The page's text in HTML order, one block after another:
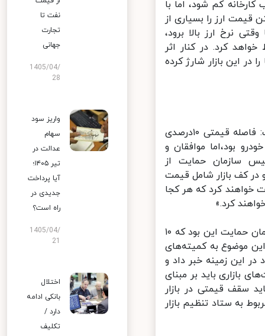
کم شود، اما با
ارز را بسیاری از
نرخ ارز بالا برود،
کرد. در کنار اثر
این بازار شارژ کرده
عباس تابش رئیس سازمان حمایت از مصرف‌کنندگان و تولیدکنندگان گفت: فاصله قیمتی ۱۰درصدی
بود،اما موافقان و
‌ماه امسال رئیس سازمان حمایت از
کف بازار شامل قیمت
نظارت خواهند کرد که هر کجا
کرد.»
رئیس سازمان حمایت در پاسخ به پرسشی در این زمینه گفت: پیشنهاد سازمان حمایت این بود که ۱۰
موضوع به کمیته‌های
این زمینه خبر داد و
باید بر مبنای
سقف قیمتی در بازار
به ستاد تنظیم بازار
نفت تا
تجارت
جهانی
1405/04/
28
واریز سود
سهام
عدالت در
تیر ۱۴۰۵؛
آیا پرداخت
جدیدی در
راه است؟
1405/04/
اختلال
بانکی ادامه
دارد /
تکلیف